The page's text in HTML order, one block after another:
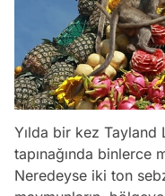
Yılda bir kez
tapınağında binlerce
Neredeyse iki ton